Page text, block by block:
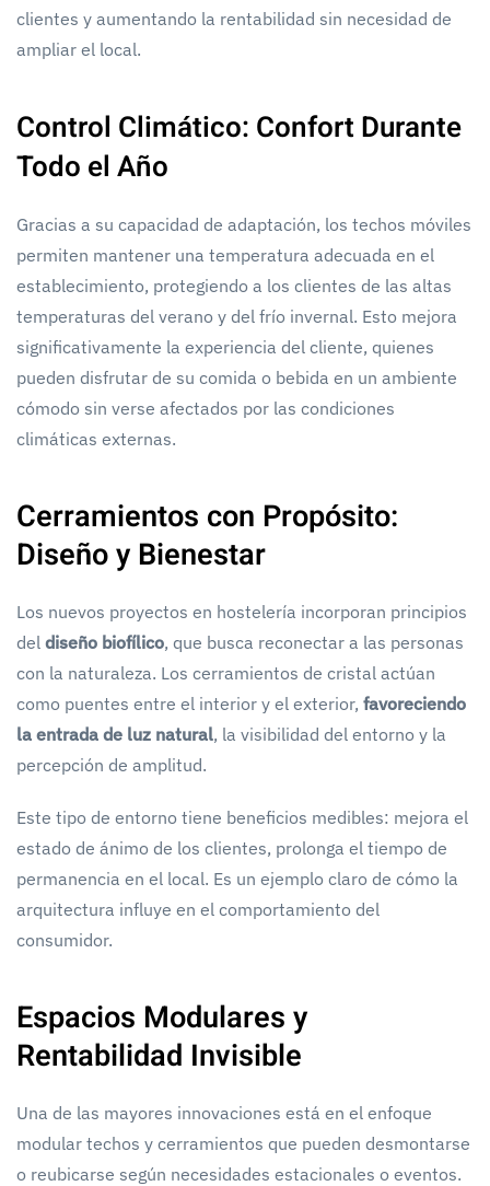
clientes y aumentando la rentabilidad sin necesidad de
ampliar el local.
Control Climático: Confort Durante
Todo el Año
Gracias a su capacidad de adaptación, los techos móviles
permiten mantener una temperatura adecuada en el
establecimiento, protegiendo a los clientes de las altas
temperaturas del verano y del frío invernal. Esto mejora
significativamente la experiencia del cliente, quienes
pueden disfrutar de su comida o bebida en un ambiente
cómodo sin verse afectados por las condiciones
climáticas externas.
Cerramientos con Propósito:
Diseño y Bienestar
Los nuevos proyectos en hostelería incorporan principios
del diseño biofílico, que busca reconectar a las personas
con la naturaleza. Los cerramientos de cristal actúan
como puentes entre el interior y el exterior, favoreciendo
la entrada de luz natural, la visibilidad del entorno y la
percepción de amplitud.
Este tipo de entorno tiene beneficios medibles: mejora el
estado de ánimo de los clientes, prolonga el tiempo de
permanencia en el local. Es un ejemplo claro de cómo la
arquitectura influye en el comportamiento del
consumidor.
Espacios Modulares y
Rentabilidad Invisible
Una de las mayores innovaciones está en el enfoque
modular techos y cerramientos que pueden desmontarse
o reubicarse según necesidades estacionales o eventos.